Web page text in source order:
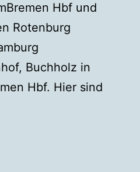
Hbf und
Rotenburg
Buchholz in
Hbf. Hier sind